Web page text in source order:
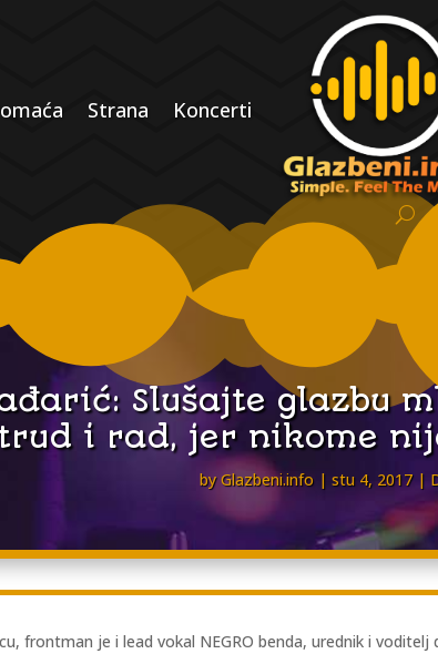
Strana Koncerti
Slušajte glazbu
i rad, jer nikome
byGlazbeni.info stu 4, 2017
frontman je i lead vokal NEGRO benda, urednik i